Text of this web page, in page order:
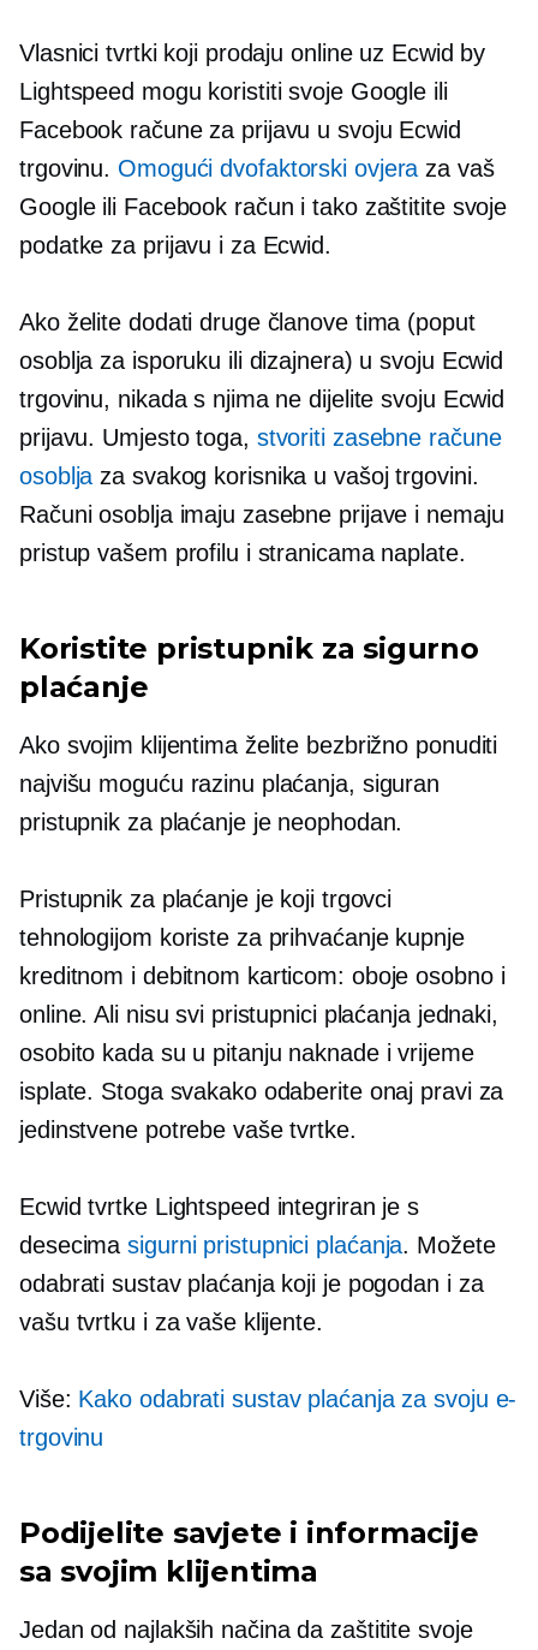
Vlasnici tvrtki koji prodaju online uz Ecwid by
Lightspeed mogu koristiti svoje Google ili
Facebook račune za prijavu u svoju Ecwid
trgovinu. Omogućidvofaktorski ovjera za vaš
Google ili Facebook račun i tako zaštitite svoje
podatke za prijavu i za Ecwid.
Ako želite dodati druge članove tima (poput
osoblja za isporuku ili dizajnera) u svoju Ecwid
trgovinu, nikada s njima ne dijelite svoju Ecwid
prijavu. Umjesto toga, stvoriti zasebne račune
osoblja za svakog korisnika u vašoj trgovini.
Računi osoblja imaju zasebne prijave i nemaju
pristup vašem profilu i stranicama naplate.
Koristite pristupnik za sigurno
plaćanje
Ako svojim klijentima želite bezbrižno ponuditi
najvišu moguću razinu plaćanja, siguran
pristupnik za plaćanje je neophodan.
Pristupnik za plaćanje je koji trgovci
tehnologijom koriste za prihvaćanje kupnje
kreditnom i debitnom karticom: obojeosobnoi
online. Ali nisu svi pristupnici plaćanja jednaki,
osobito kada su u pitanju naknade i vrijeme
isplate. Stoga svakako odaberite onaj pravi za
jedinstvene potrebe vaše tvrtke.
Ecwid tvrtke Lightspeed integriran je s
desecimasigurni pristupnici plaćanja. Možete
odabrati sustav plaćanja koji je pogodan i za
vašu tvrtku i za vaše klijente.
Više: Kako odabrati sustav plaćanja za svoju e-
trgovinu
Podijelite savjete i informacije
sa svojim klijentima
Jedan od najlakših načina da zaštitite svoje